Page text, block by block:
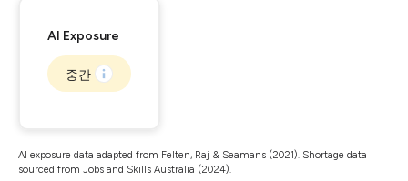
AI Exposure
중간
AI exposure data adapted from Felten, Raj & Seamans (2021). Shortage data
sourced from Jobs and Skills Australia (2024).